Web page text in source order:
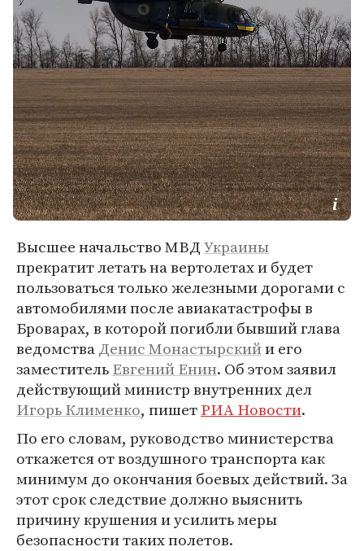
Высшее начальство МВДУкраины
прекратит летать на вертолетах и будет
пользоваться только железными дорогами с
автомобилями после авиакатастрофы в
Броварах, в которой погибли бывший глава
ведомстваДенис Монастырскийи его
заместительЕвгений Енин. Об этом заявил
действующий министр внутренних дел
Игорь Клименко, пишетРИА Новости.
По его словам, руководство министерства
откажется от воздушного транспорта как
минимум до окончания боевых действий. За
этот срок следствие должно выяснить
причину крушения и усилить меры
безопасности таких полетов.